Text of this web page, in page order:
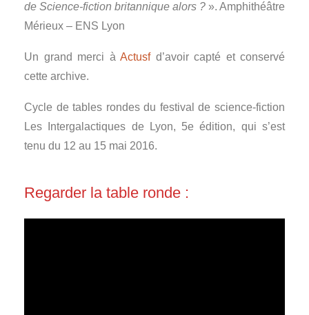
de Science-fiction britannique alors ? ». Amphithéâtre
Mérieux – ENS Lyon
Un grand merci à Actusfd’avoir capté et conservé
cette archive.
Cycle de tables rondes du festival de science-fiction
Les Intergalactiques de Lyon, 5e édition, qui s’est
tenu du 12 au 15 mai 2016.
Regarder la table ronde :